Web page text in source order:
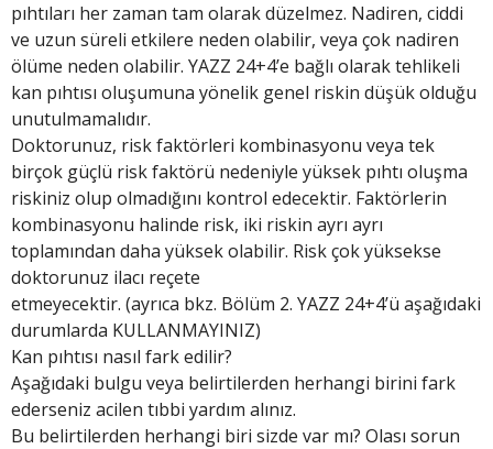
pıhtıları her zaman tam olarak düzelmez. Nadiren, ciddi
ve uzun süreli etkilere neden olabilir, veya çok nadiren
ölüme neden olabilir. YAZZ 24+4’e bağlı olarak tehlikeli
kan pıhtısı oluşumuna yönelik genel riskin düşük olduğu
unutulmamalıdır.
Doktorunuz, risk faktörleri kombinasyonu veya tek
birçok güçlü risk faktörü nedeniyle yüksek pıhtı oluşma
riskiniz olup olmadığını kontrol edecektir. Faktörlerin
kombinasyonu halinde risk, iki riskin ayrı ayrı
toplamından daha yüksek olabilir. Risk çok yüksekse
doktorunuz ilacı reçete
etmeyecektir. (ayrıca bkz. Bölüm 2. YAZZ 24+4’ü aşağıdaki
durumlarda KULLANMAYINIZ)
Kan pıhtısı nasıl fark edilir?
Aşağıdaki bulgu veya belirtilerden herhangi birini fark
ederseniz acilen tıbbi yardım alınız.
Bu belirtilerden herhangi biri sizde var mı? Olası sorun